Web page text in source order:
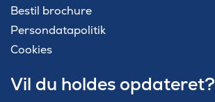
Bestil brochure
Persondatapolitik
Cookies
Vil du holdes opdateret?